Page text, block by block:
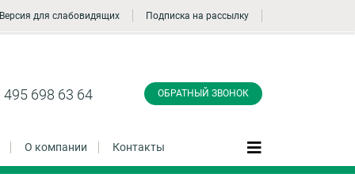
Версия для слабовидящих Подписка на рассылку
495 698 63 64 ОБРАТНЫЙ ЗВОНОК
О компании Контакты
звонок